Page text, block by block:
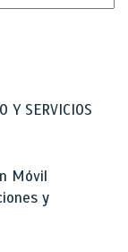
Y SERVICIOS
Móvil
y